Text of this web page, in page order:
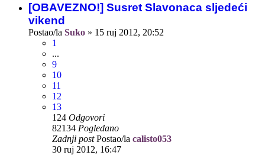
[OBAVEZNO!] Susret Slavonaca sljedeći
vikend
Postao/la Suko » 15 ruj 2012, 20:52
1
...
9
10
11
12
13
124 Odgovori
82134 Pogledano
Zadnji postPostao/la calisto053
30 ruj 2012, 16:47